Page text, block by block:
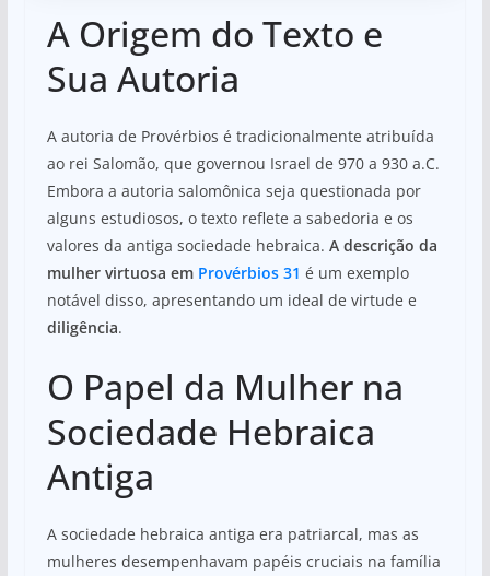
A Origem do Texto e
Sua Autoria
A autoria de Provérbios é tradicionalmente atribuída
ao rei Salomão, que governou Israel de 970 a 930 a.C.
Embora a autoria salomônica seja questionada por
alguns estudiosos, o texto reflete a sabedoria e os
valores da antiga sociedade hebraica. A descrição da
mulher virtuosa em Provérbios 31 é um exemplo
notável disso, apresentando um ideal de virtude e
diligência.
O Papel da Mulher na
Sociedade Hebraica
Antiga
A sociedade hebraica antiga era patriarcal, mas as
mulheres desempenhavam papéis cruciais na família